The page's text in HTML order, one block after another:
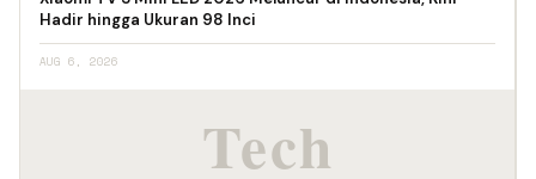
Hadir hingga Ukuran 98 Inci
AUG 6, 2026